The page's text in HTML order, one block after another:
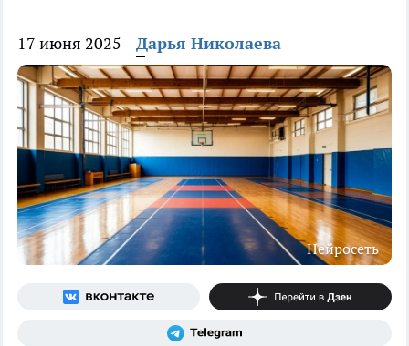
17 июня 2025 Дарья Николаева
Нейросеть